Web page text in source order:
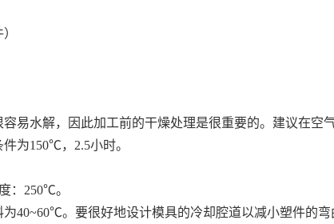
水解，因此加工前的干燥处理是很重要的。建议在空
件为150℃，2.5小时。
度：250℃。
40~60℃。要很好地设计模具的冷却腔道以减小塑件的